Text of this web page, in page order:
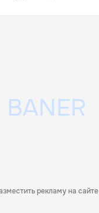
рекламу на сайте